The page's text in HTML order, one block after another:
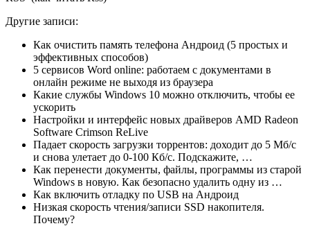
Другие записи:
Как очистить память телефона Андроид (5 простых и
эффективных способов)
5 сервисов Word online: работаем с документами в
онлайн режиме не выходя из браузера
Какие службы Windows 10 можно отключить, чтобы ее
ускорить
Настройки и интерфейс новых драйверов AMD Radeon
Software Crimson ReLive
Падает скорость загрузки торрентов: доходит до 5 Мб/с
и снова улетает до 0-100 Кб/с. Подскажите, …
Как перенести документы, файлы, программы из старой
Windows в новую. Как безопасно удалить одну из …
Как включить отладку по USB на Андроид
Низкая скорость чтения/записи SSD накопителя.
Почему?